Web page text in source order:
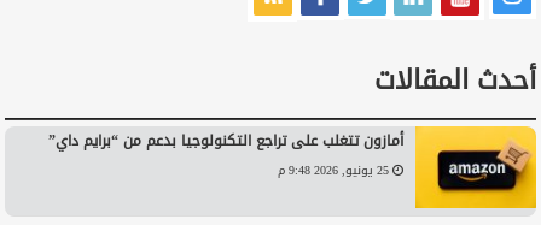
أحدث المقالات
أمازون تتغلب على تراجع التكنولوجيا بدعم من “برايم داي”
25 يونيو, 2026 9:48 م